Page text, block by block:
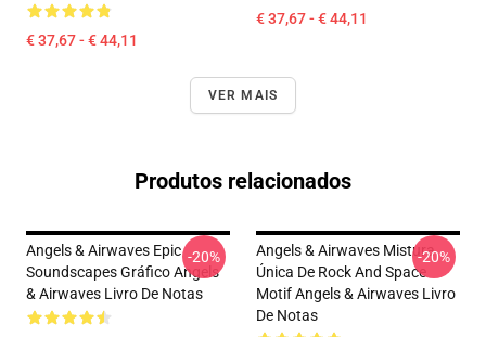
€ 37,67 - € 44,11
€ 37,67 - € 44,11
VER MAIS
Produtos relacionados
Angels & Airwaves Epic
Soundscapes Gráfico Angels
& Airwaves Livro De Notas
-20%
Angels & Airwaves Mistura
Única De Rock And Space
Motif Angels & Airwaves Livro
De Notas
-20%